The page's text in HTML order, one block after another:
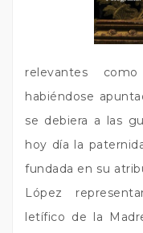
relevantes
habiéndose
se debiera a las
hoy día la
fundada en su
López
letífico de la